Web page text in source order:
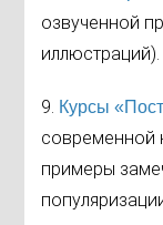
озвученной
иллюстраций).
9. Курсы
современной
примеры